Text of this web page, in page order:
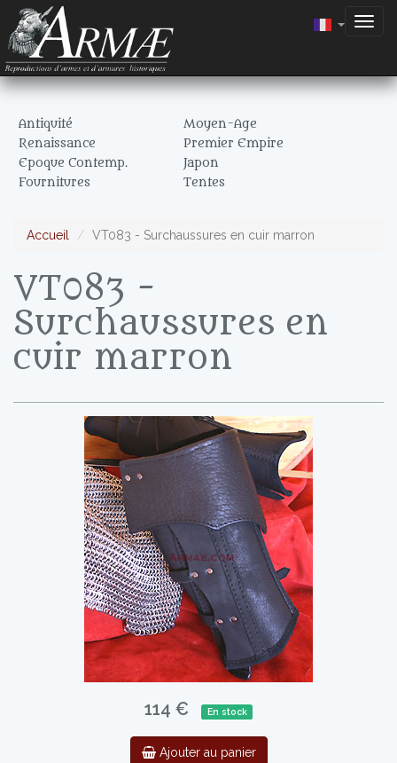
Antiquité
Moyen-Age
Renaissance
Premier Empire
Epoque Contemp.
Japon
Fournitures
Tentes
Accueil VT083 - Surchaussures en cuir marron
VT083 -
Surchaussures en
cuir marron
114 € En stock
Ajouter au panier